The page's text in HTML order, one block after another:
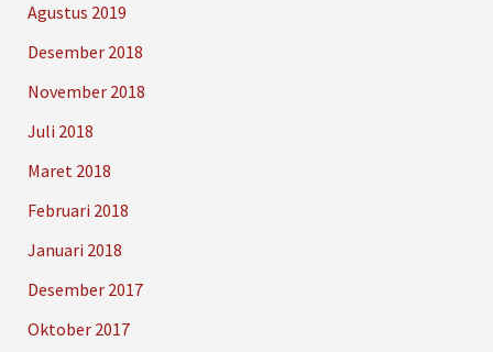
Agustus 2019
Desember 2018
November 2018
Juli 2018
Maret 2018
Februari 2018
Januari 2018
Desember 2017
Oktober 2017